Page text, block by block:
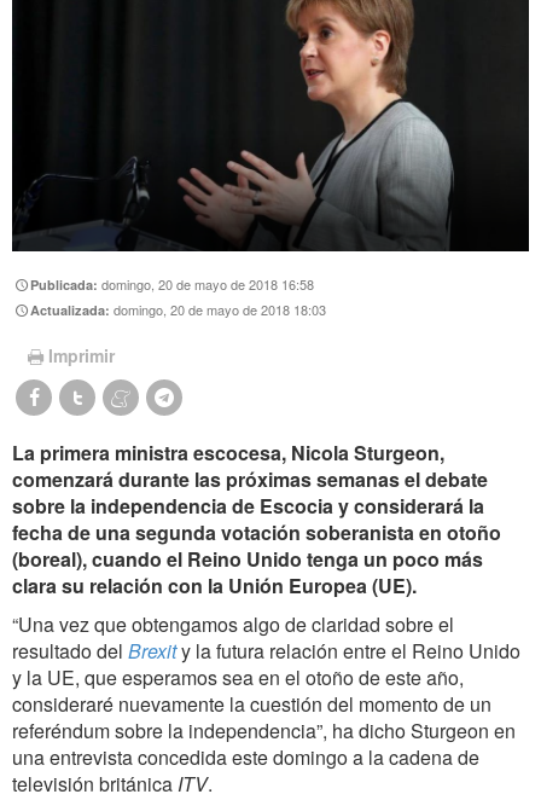
Publicada:domingo, 20 de mayo de 2018 16:58
Actualizada:domingo, 20 de mayo de 2018 18:03
Imprimir
La primera ministra escocesa, Nicola Sturgeon,
comenzará durante las próximas semanas el debate
sobre la independencia de Escocia y considerará la
fecha de una segunda votación soberanista en otoño
(boreal), cuando el Reino Unido tenga un poco más
clara su relación con la Unión Europea (UE).
“Una vez que obtengamos algo de claridad sobre el
resultado del Brexity la futura relación entre el Reino Unido
y la UE, que esperamos sea en el otoño de este año,
consideraré nuevamente la cuestión del momento de un
referéndum sobre la independencia”, ha dicho Sturgeon en
una entrevista concedida este domingo a la cadena de
televisión británica ITV.